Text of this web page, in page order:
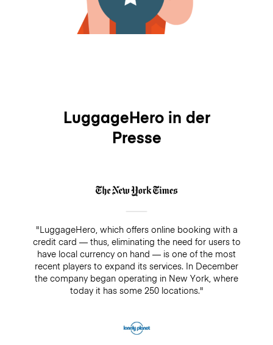
LuggageHero in der
Presse
"LuggageHero, which offers online booking with a
credit card — thus, eliminating the need for users to
have local currency on hand — is one of the most
recent players to expand its services. In December
the company began operating in New York, where
today it has some 250 locations."